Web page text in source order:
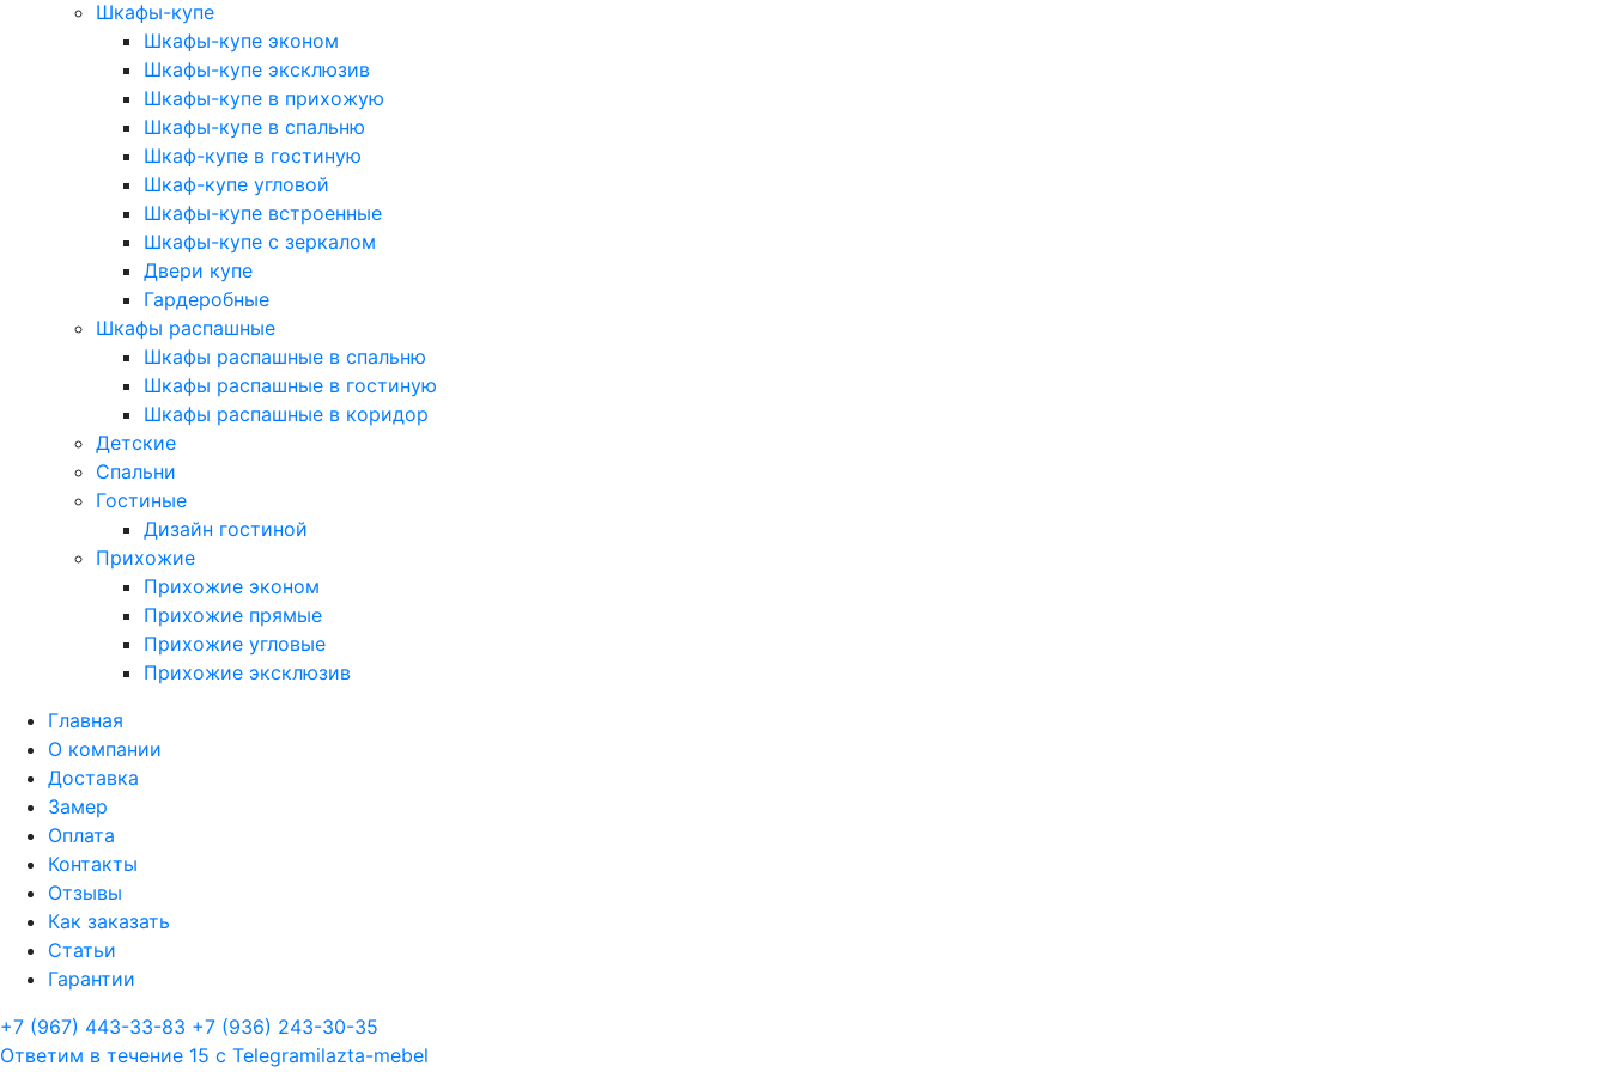
Шкафы-купе
Шкафы-купе эконом
Шкафы-купе эксклюзив
Шкафы-купе в прихожую
Шкафы-купе в спальню
Шкаф-купе в гостиную
Шкаф-купе угловой
Шкафы-купе встроенные
Шкафы-купе с зеркалом
Двери купе
Гардеробные
Шкафы распашные
Шкафы распашные в спальню
Шкафы распашные в гостиную
Шкафы распашные в коридор
Детские
Спальни
Гостиные
Дизайн гостиной
Прихожие
Прихожие эконом
Прихожие прямые
Прихожие угловые
Прихожие эксклюзив
Главная
О компании
Доставка
Замер
Оплата
Контакты
Отзывы
Как заказать
Статьи
Гарантии
+7 (967) 443-33-83 +7 (936) 243-30-35
Ответим в течение 15 с Telegramilazta-mebel